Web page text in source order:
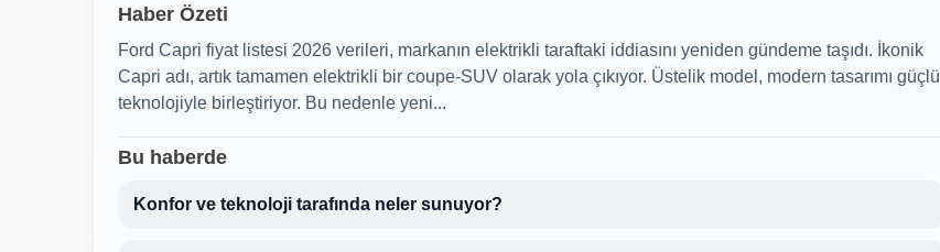
Haber Özeti
Ford Capri fiyat listesi 2026 verileri, markanın elektrikli taraftaki iddiasını yeniden gündeme taşıdı. İkonik
Capri adı, artık tamamen elektrikli bir coupe-SUV olarak yola çıkıyor. Üstelik model, modern tasarımı güçlü
teknolojiyle birleştiriyor. Bu nedenle yeni...
Bu haberde
Konfor ve teknoloji tarafında neler sunuyor?